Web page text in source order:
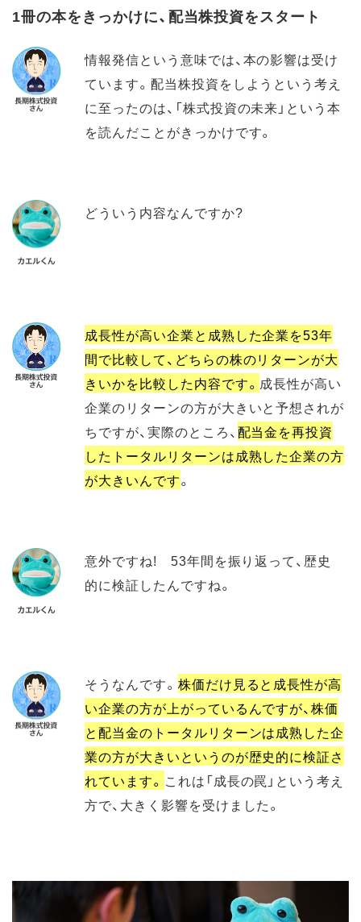
1冊の本をきっかけに、配当株投資をスタート
情報発信という意味では、本の影響は受け
ています。配当株投資をしようという考え
に至ったのは、「株式投資の未来」という本
を読んだことがきっかけです。
どういう内容なんですか?
成長性が高い企業と成熟した企業を53年
間で比較して、どちらの株のリターンが大
きいかを比較した内容です。 成長性が高い
企業のリターンの方が大きいと予想されが
ちですが、実際のところ、配当金を再投資
したトータルリターンは成熟した企業の方
が大きいんです。
意外ですね! 53年間を振り返って、歴史
的に検証したんですね。
そうなんです。 株価だけ見ると成長性が高
い企業の方が上がっているんですが、株価
と配当金のトータルリターンは成熟した企
業の方が大きいというのが歴史的に検証さ
れています。 これは「成長の罠」という考え
方で、大きく影響を受けました。